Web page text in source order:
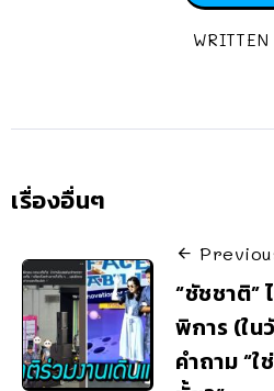
WRITTEN
เรื่องอื่นๆ
“ชัชชาติ”
พิการ (ใ
คำถาม “